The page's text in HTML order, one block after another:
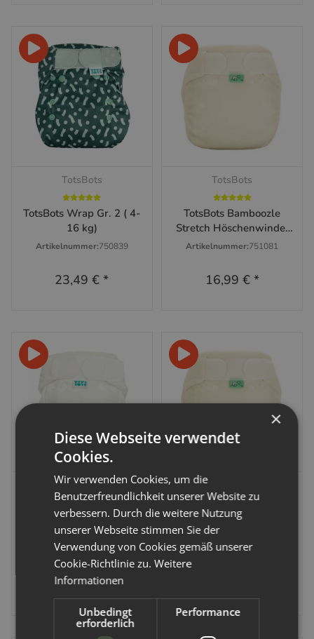
TotsBots
TotsBots Wrap Gr. 2 ( 4-
16 kg)
Artikelnummer:750839
23,49 €*
TotsBots
TotsBots Bamboozle
Stretch Höschenwindel
Newborn 2-8 kg
Artikelnummer:751081
16,99 € *
TotsBots
TotsBots Bamboozle
Höschenwindel OneSize
4-16kg Natur
Artikelnummer:750840-009
21,99 €*
TotsBots Bamboozle
Stretch Höschenwindel
XL ab 16kg
Artikelnummer:751181
×
Diese Webseite verwendet
Cookies.
Wir verwenden Cookies, um die
Benutzerfreundlichkeit unserer Website zu
verbessern. Durch die weitere Nutzung
unserer Webseite stimmen Sie der
Verwendung von Cookies gemäß unserer
Cookie-Richtlinie zu.Weitere
Informationen
Unbedingt
erforderlich
Performance